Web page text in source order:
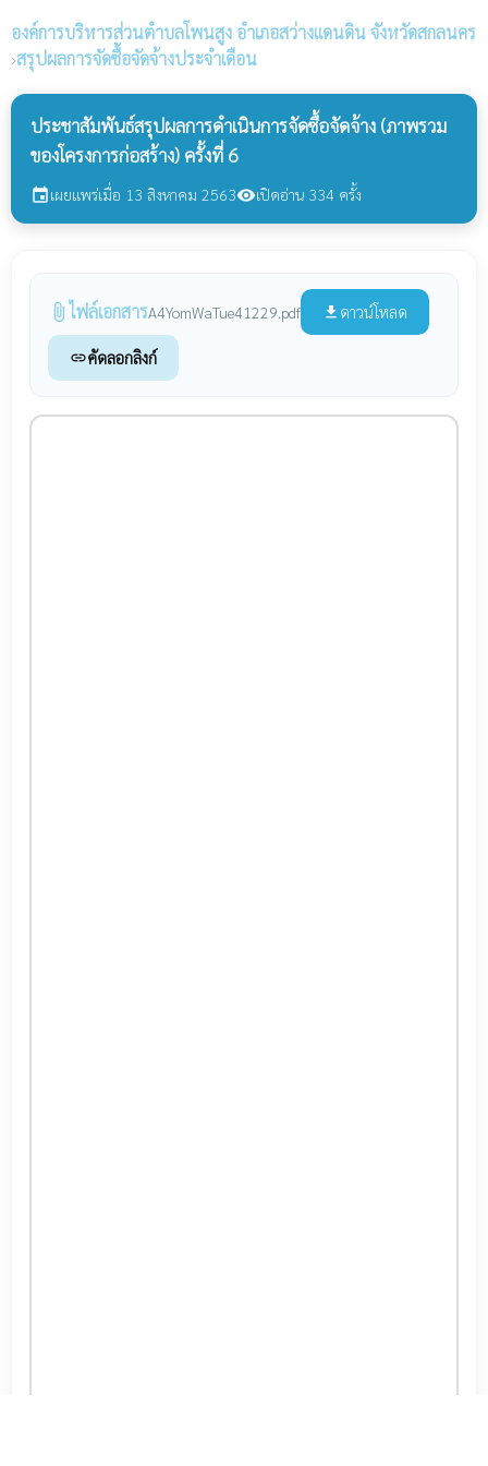
องค์การบริหารส่วนตำบลโพนสูง อำเภอสว่างแดนดิน จังหวัดสกลนคร
›สรุปผลการจัดซื้อจัดจ้างประจำเดือน
ประชาสัมพันธ์สรุปผลการดำเนินการจัดซื้อจัดจ้าง (ภาพรวม
ของโครงการก่อสร้าง) ครั้งที่ 6
eventเผยแพร่เมื่อ 13 สิงหาคม 2563visibilityเปิดอ่าน 334 ครั้ง
attach_file ไฟล์เอกสารA4YomWaTue41229.pdf file_download ดาวน์โหลด
linkคัดลอกลิงก์